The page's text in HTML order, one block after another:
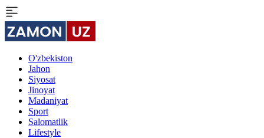
O'zbekiston
Jahon
Siyosat
Jinoyat
Madaniyat
Sport
Salomatlik
Lifestyle